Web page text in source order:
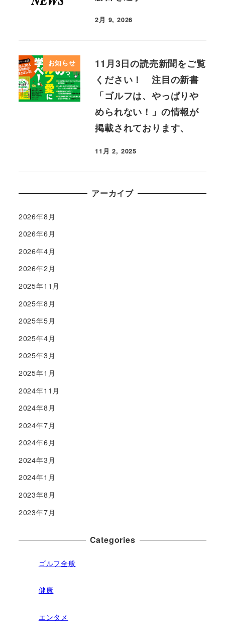
2月 9, 2026
お知らせ
11月3日の読売新聞をご覧
ください！ 注目の新書
「ゴルフは、やっぱりや
められない！」の情報が
掲載されております、
11月 2, 2025
アーカイブ
2026年8月
2026年6月
2026年4月
2026年2月
2025年11月
2025年8月
2025年5月
2025年4月
2025年3月
2025年1月
2024年11月
2024年8月
2024年7月
2024年6月
2024年3月
2024年1月
2023年8月
2023年7月
Categories
ゴルフ全般
健康
エンタメ